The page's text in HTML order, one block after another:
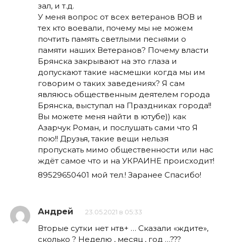
зал, и т.д.
У меня вопрос от всех ветеранов ВОВ и
тех кто воевали, почему мы не можем
почтить память светлыми песнями о
памяти наших Ветеранов? Почему власти
Брянска закрывают на это глаза и
допускают такие насмешки когда мы им
говорим о таких заведениях? Я сам
являюсь общественным деятелем города
Брянска, выступал на Праздниках города!!
Вы можете меня найти в ютубе)) как
Азарчук Роман, и послушать сами что Я
пою!! Друзья, такие вещи нельзя
пропускать мимо общественности или нас
ждёт самое что и на УКРАИНЕ происходит!
89529650401 мой тел.! Заранее Спасибо!
Андрей 23.05.2021 в 05:33
Вторые сутки нет нтв+ … Сказали «ждите»,
сколько ? Неделю , месяц , год …???